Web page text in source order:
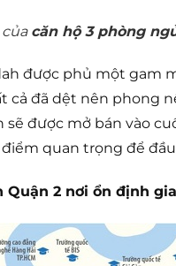
căn hộ 3 phòng
được phủ một gam
cả đã dệt nên phong
sẽ được mở bán vào
quan trọng để
Quận 2 nơi ổn định